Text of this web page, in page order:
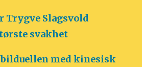
Trygve Slagsvold
svakhet
bilduellen med kinesisk